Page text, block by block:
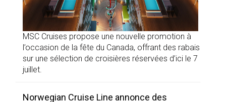
MSC Cruises propose une nouvelle promotion à
l’occasion de la fête du Canada, offrant des rabais
sur une sélection de croisières réservées d’ici le 7
juillet.
Norwegian Cruise Line annonce des